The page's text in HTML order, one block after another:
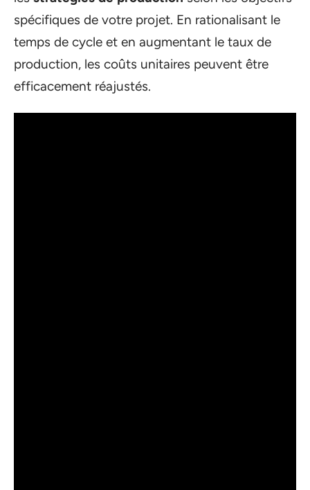
spécifiques de votre projet. En rationalisant le
temps de cycle et en augmentant le taux de
production, les coûts unitaires peuvent être
efficacement réajustés.